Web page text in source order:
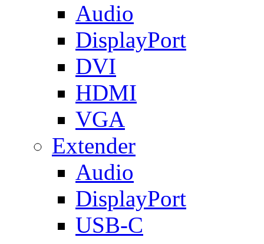
Audio
DisplayPort
DVI
HDMI
VGA
Extender
Audio
DisplayPort
USB-C